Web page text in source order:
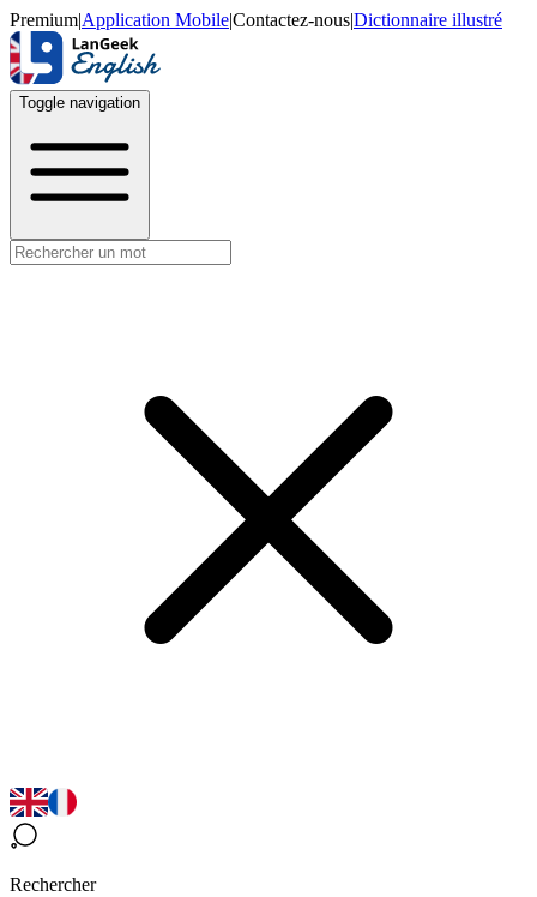
Premium|Application Mobile|Contactez-nous|Dictionnaire illustré
Toggle navigation
Rechercher